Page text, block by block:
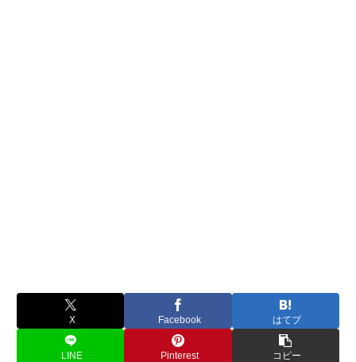
X Facebook はてブ
LINE Pinterest コピー